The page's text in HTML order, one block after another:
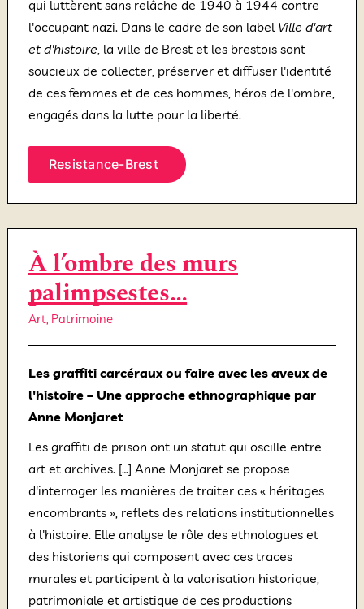
qui luttèrent sans relâche de 1940 à 1944 contre
l'occupant nazi. Dans le cadre de son label Ville d'art
et d'histoire , la ville de Brest et les brestois sont
soucieux de collecter, préserver et diffuser l'identité
de ces femmes et de ces hommes, héros de l'ombre,
engagés dans la lutte pour la liberté.
Resistance-Brest
À l’ombre des murs
palimpsestes…
Art, Patrimoine
Les graffiti carcéraux ou faire avec les aveux de
l'histoire – Une approche ethnographique par
Anne Monjaret
Les graffiti de prison ont un statut qui oscille entre
art et archives. […] Anne Monjaret se propose
d'interroger les manières de traiter ces « héritages
encombrants », reflets des relations institutionnelles
à l'histoire. Elle analyse le rôle des ethnologues et
des historiens qui composent avec ces traces
murales et participent à la valorisation historique,
patrimoniale et artistique de ces productions